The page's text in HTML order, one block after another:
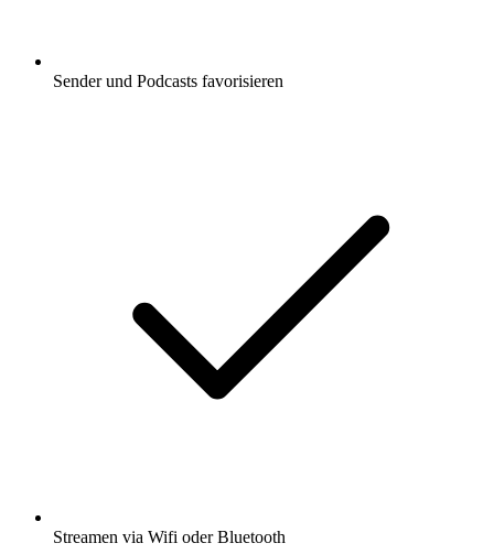
Sender und Podcasts favorisieren
Streamen via Wifi oder Bluetooth